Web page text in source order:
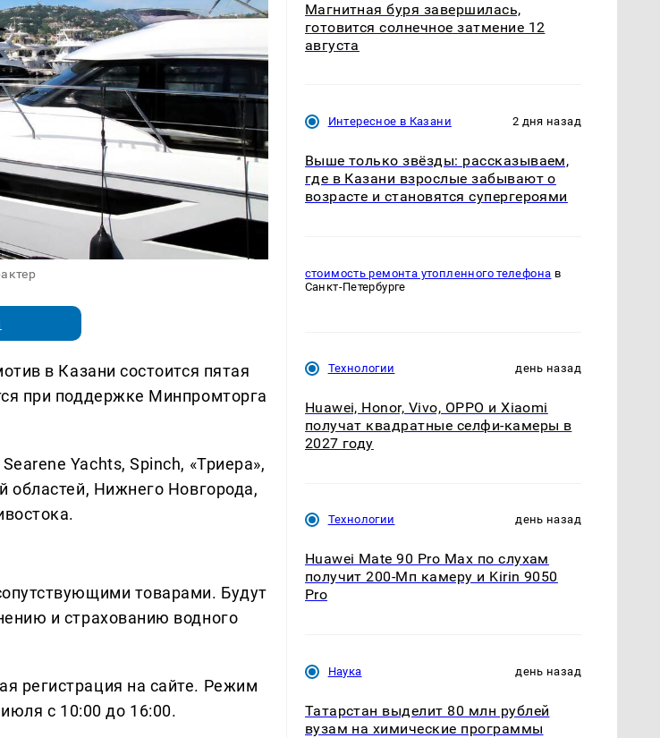
в Казани состоится пятая
при поддержке Минпромторга
Yachts, Spinch, «Триера»,
областей, Нижнего Новгорода,
товарами. Будут
и страхованию водного
регистрация на сайте. Режим
с 10:00 до 16:00.
Магнитная буря завершилась,
готовится солнечное затмение 12
августа
Интересное в Казани 2 дня назад
Выше только звёзды: рассказываем,
где в Казани взрослые забывают о
возрасте и становятся супергероями
стоимость ремонта утопленного телефона в
Санкт-Петербурге
Технологии день назад
Huawei, Honor, Vivo, OPPO и Xiaomi
получат квадратные селфи-камеры в
2027 году
Технологии день назад
Huawei Mate 90 Pro Max по слухам
получит 200-Мп камеру и Kirin 9050
Pro
Наука день назад
Татарстан выделит 80 млн рублей
вузам на химические программы